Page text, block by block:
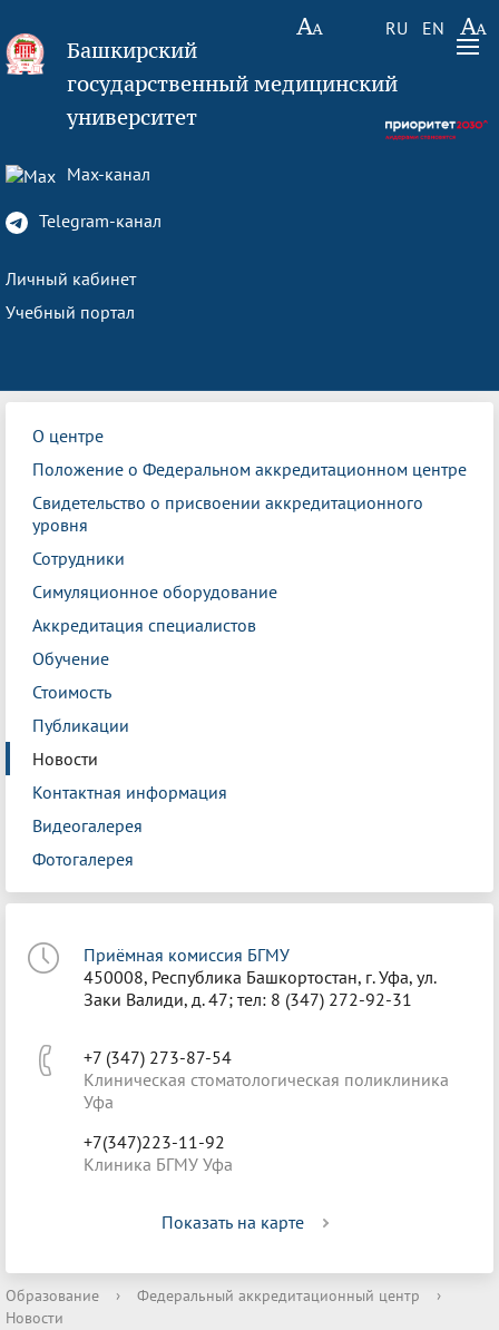
RU EN
Башкирский
государственный медицинский
университет
Max-канал
Telegram-канал
Личный кабинет
Учебный портал
О центре
Положение о Федеральном аккредитационном центре
Свидетельство о присвоении аккредитационного
уровня
Сотрудники
Симуляционное оборудование
Аккредитация специалистов
Обучение
Стоимость
Публикации
Новости
Контактная информация
Видеогалерея
Фотогалерея
Приёмная комиссия БГМУ
450008, Республика Башкортостан, г. Уфа, ул.
Заки Валиди, д. 47; тел: 8 (347) 272-92-31
+7 (347) 273-87-54
Клиническая стоматологическая поликлиника
Уфа
+7(347)223-11-92
Клиника БГМУ Уфа
Показать на карте
Образование › Федеральный аккредитационный центр
›
Новости